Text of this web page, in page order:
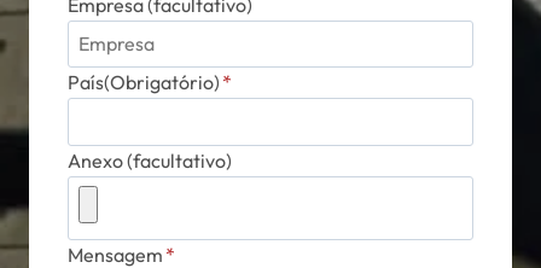
País(Obrigatório) *
Anexo (facultativo)
Mensagem *